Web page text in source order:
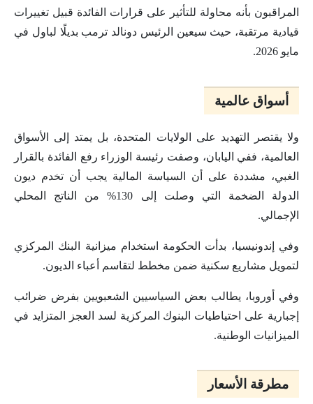
المراقبون بأنه محاولة للتأثير على قرارات الفائدة قبيل تغييرات
قيادية مرتقبة، حيث سيعين الرئيس دونالد ترمب بديلًا لباول في
مايو 2026.
أسواق عالمية
ولا يقتصر التهديد على الولايات المتحدة، بل يمتد إلى الأسواق
العالمية، ففي اليابان، وصفت رئيسة الوزراء رفع الفائدة بالقرار
الغبي، مشددة على أن السياسة المالية يجب أن تخدم ديون
الدولة الضخمة التي وصلت إلى 130% من الناتج المحلي
الإجمالي.
وفي إندونيسيا، بدأت الحكومة استخدام ميزانية البنك المركزي
لتمويل مشاريع سكنية ضمن مخطط لتقاسم أعباء الديون.
وفي أوروبا، يطالب بعض السياسيين الشعبويين بفرض ضرائب
إجبارية على احتياطيات البنوك المركزية لسد العجز المتزايد في
الميزانيات الوطنية.
مطرقة الأسعار